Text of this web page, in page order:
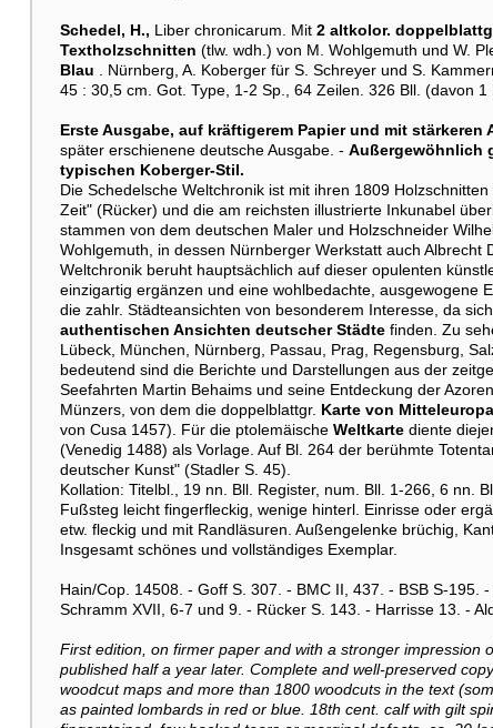
Schedel, H., Liber chronicarum. Mit 2 altkolor.
Textholzschnitten (tlw. wdh.) von M. Wohlgemuth und W.
Blau . Nürnberg, A. Koberger für S. Schreyer und S.
45 : 30,5 cm. Got. Type, 1-2 Sp., 64 Zeilen. 326 Bll. (davon 1
Erste Ausgabe, auf kräftigerem Papier und mit
später erschienene deutsche Ausgabe. - Außergewöhnlich
typischen Koberger-Stil.
Die Schedelsche Weltchronik ist mit ihren 1809
Zeit" (Rücker) und die am reichsten illustrierte Inkunabel
stammen von dem deutschen Maler und Holzschneider
Wohlgemuth, in dessen Nürnberger Werkstatt auch
Weltchronik beruht hauptsächlich auf dieser opulenten
einzigartig ergänzen und eine wohlbedachte, ausgewogene
die zahlr. Städteansichten von besonderem Interesse, da
authentischen Ansichten deutscher Städtefinden. Zu
Lübeck, München, Nürnberg, Passau, Prag, Regensburg,
bedeutend sind die Berichte und Darstellungen aus der
Seefahrten Martin Behaims und seine Entdeckung der
Münzers, von dem die doppelblattgr. Karte von Mitteleuropa
von Cusa 1457). Für die ptolemäische Weltkartediente
(Venedig 1488) als Vorlage. Auf Bl. 264 der berühmte
deutscher Kunst" (Stadler S. 45).
Kollation: Titelbl., 19 nn. Bll. Register, num. Bll. 1-266, 6 nn.
Fußsteg leicht fingerfleckig, wenige hinterl. Einrisse oder
etw. fleckig und mit Randläsuren. Außengelenke brüchig,
Insgesamt schönes und vollständiges Exemplar.
Hain/Cop. 14508. - Goff S. 307. - BMC II, 437. - BSB S-
Schramm XVII, 6-7 und 9. - Rücker S. 143. - Harrisse 13. -
First edition, on firmer paper and with a stronger impression
published half a year later. Complete and well-preserved
woodcut maps and more than 1800 woodcuts in the text
as painted lombards in red or blue. 18th cent. calf with gilt